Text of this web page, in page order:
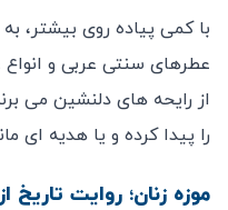
با کمی پیاده ‌روی بیشتر، به
عطرهای سنتی عربی و
از رایحه‌ های دلنشین می
را پیدا کرده و یا هدیه‌ ای
موزه زنان؛ روایت تاریخ